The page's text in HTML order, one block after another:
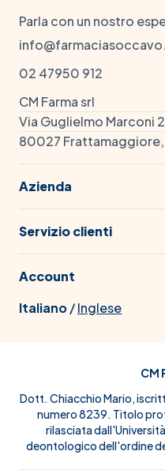
Parla con un nostro
02 47950 912
CM Farma srl
Via Guglielmo Marconi
80027 Frattamaggiore,
Azienda
Servizio clienti
Account
Italiano/Inglese
CM
Dott. Chiacchio Mario,
numero 8239. Titolo
rilasciata
deontologico dell'ordine